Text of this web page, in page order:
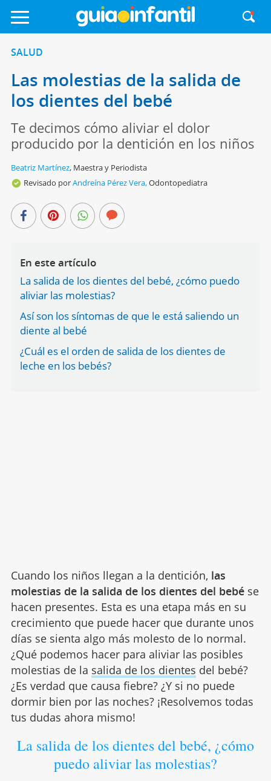
SALUD
Las molestias de la salida de
los dientes del bebé
Te decimos cómo aliviar el dolor
producido por la dentición en los niños
Beatriz Martínez, Maestra y Periodista
Revisado porAndreína Pérez Vera,Odontopediatra
En este artículo
La salida de los dientes del bebé, ¿cómo puedo
aliviar las molestias?
Así son los síntomas de que le está saliendo un
diente al bebé
¿Cuál es el orden de salida de los dientes de
leche en los bebés?
Cuando los niños llegan a la dentición, las
molestias de la salida de los dientes del bebése
hacen presentes. Esta es una etapa más en su
crecimiento que puede hacer que durante unos
días se sienta algo más molesto de lo normal.
¿Qué podemos hacer para aliviar las posibles
molestias de la salida de los dientes del bebé?
¿Es verdad que causa fiebre? ¿Y si no puede
dormir bien por las noches? ¡Resolvemos todas
tus dudas ahora mismo!
La salida de los dientes del bebé, ¿cómo
puedo aliviar las molestias?